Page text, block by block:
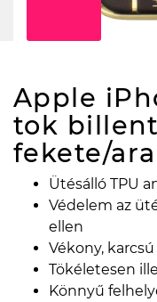
Apple
tok
fekete/
Ütésálló TPU
Védelem az
ellen
Vékony,
Tökéletesen
Könnyű